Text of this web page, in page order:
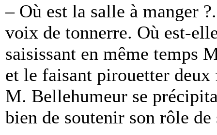
– Où est la salle à manger
voix de tonnerre. Où est-
saisissant en même temps
et le faisant pirouetter
M. Bellehumeur se
bien de soutenir son rôle